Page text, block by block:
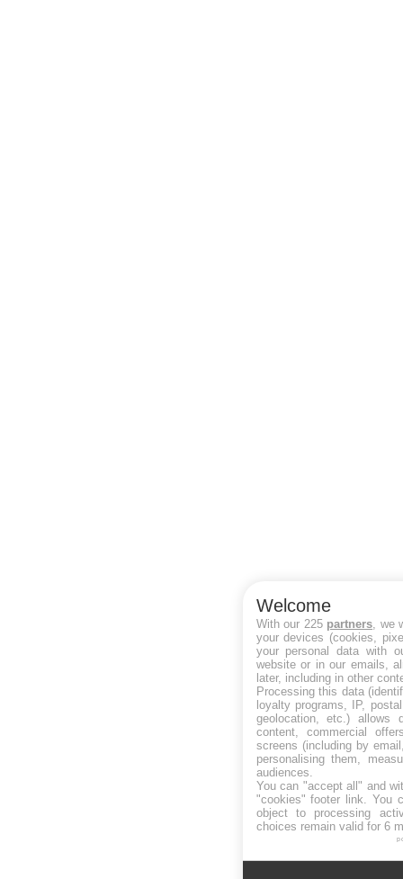
Welcome
With our 225 partners ,
your devices (cookies,
your personal data with
website or in our emails,
later, including in other
Processing this data
loyalty programs, IP,
geolocation, etc.) allows
content, commercial
screens (including by
personalising them,
audiences.
You can "accept all" and
"cookies" footer link . You
object to processing
choices remain valid for 6